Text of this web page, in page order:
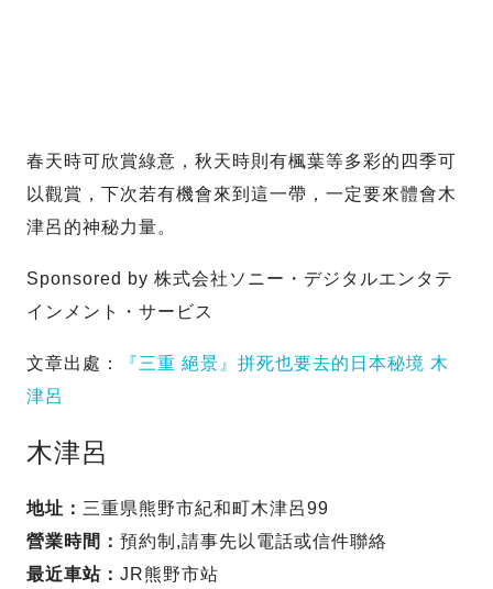
春天時可欣賞綠意，秋天時則有楓葉等多彩的四季可
以觀賞，下次若有機會來到這一帶，一定要來體會木
津呂的神秘力量。
Sponsored by 株式会社ソニー・デジタルエンタテ
インメント・サービス
文章出處：
『三重 絕景』拼死也要去的日本秘境 木
津呂
木津呂
地址： 三重県熊野市紀和町木津呂99
營業時間： 預約制,請事先以電話或信件聯絡
最近車站： JR熊野市站